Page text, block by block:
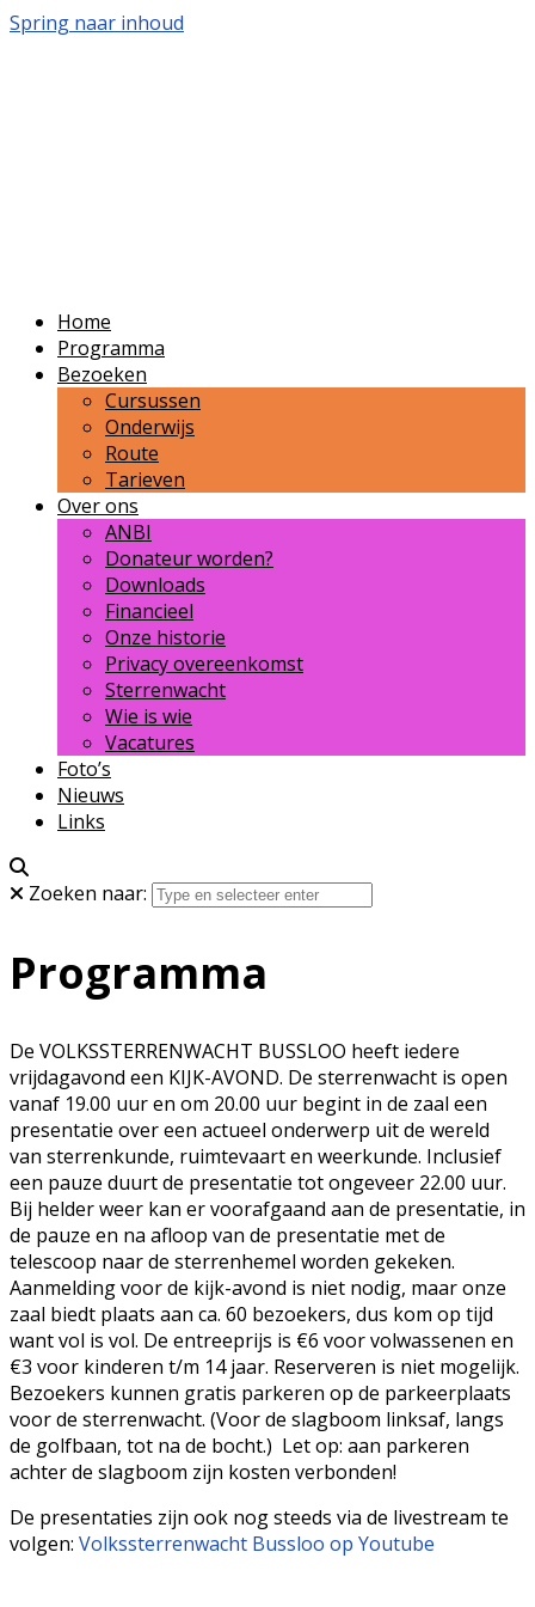
Spring naar inhoud
Home
Programma
Bezoeken
Cursussen
Onderwijs
Route
Tarieven
Over ons
ANBI
Donateur worden?
Downloads
Financieel
Onze historie
Privacy overeenkomst
Sterrenwacht
Wie is wie
Vacatures
Foto’s
Nieuws
Links
Zoeken naar:
Programma
De VOLKSSTERRENWACHT BUSSLOO heeft iedere
vrijdagavond een KIJK-AVOND. De sterrenwacht is open
vanaf 19.00 uur en om 20.00 uur begint in de zaal een
presentatie over een actueel onderwerp uit de wereld
van sterrenkunde, ruimtevaart en weerkunde. Inclusief
een pauze duurt de presentatie tot ongeveer 22.00 uur.
Bij helder weer kan er voorafgaand aan de presentatie, in
de pauze en na afloop van de presentatie met de
telescoop naar de sterrenhemel worden gekeken.
Aanmelding voor de kijk-avond is niet nodig, maar onze
zaal biedt plaats aan ca. 60 bezoekers, dus kom op tijd
want vol is vol. De entreeprijs is €6 voor volwassenen en
€3 voor kinderen t/m 14 jaar. Reserveren is niet mogelijk.
Bezoekers kunnen gratis parkeren op de parkeerplaats
voor de sterrenwacht. (Voor de slagboom linksaf, langs
de golfbaan, tot na de bocht.) Let op: aan parkeren
achter de slagboom zijn kosten verbonden!
De presentaties zijn ook nog steeds via de livestream te
volgen: Volkssterrenwacht Bussloo op Youtube